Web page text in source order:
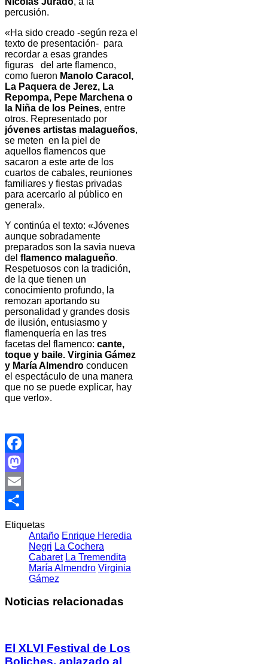
percusión.
«Ha sido creado -según reza el
texto de presentación- para
recordar a esas grandes
figuras del arte flamenco,
como fueron Manolo Caracol,
La Paquera de Jerez, La
Repompa, Pepe Marchena o
la Niña de los Peines, entre
otros. Representado por
jóvenes artistas malagueños,
se meten en la piel de
aquellos flamencos que
sacaron a este arte de los
cuartos de cabales, reuniones
familiares y fiestas privadas
para acercarlo al público en
general».
Y continúa el texto: «Jóvenes
aunque sobradamente
preparados son la savia nueva
del flamenco malagueño.
Respetuosos con la tradición,
de la que tienen un
conocimiento profundo, la
remozan aportando su
personalidad y grandes dosis
de ilusión, entusiasmo y
flamenquería en las tres
facetas del flamenco: cante,
toque y baile. Virginia Gámez
y María Almendro conducen
el espectáculo de una manera
que no se puede explicar, hay
que verlo».
Facebook
Mastodon
Email
Compartir
Etiquetas
Antaño Enrique Heredia
Negri La Cochera
Cabaret La Tremendita
María Almendro Virginia
Gámez
Noticias relacionadas
El XLVI Festival de Los
Boliches, aplazado al